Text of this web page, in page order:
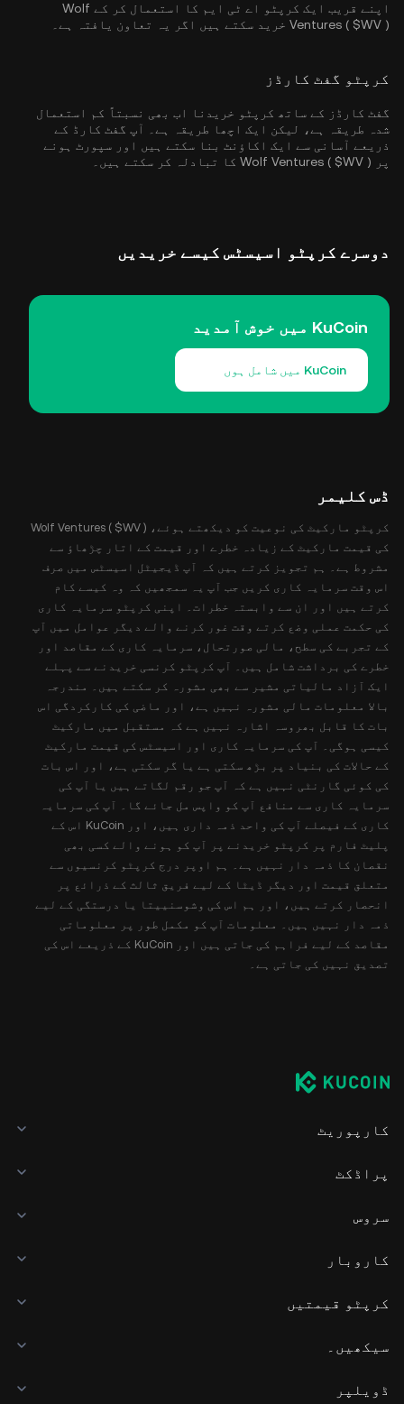
اپنے قریب ایک کرپٹو اے ٹی ایم کا استعمال کر کے Wolf
Ventures ( $WV ) خرید سکتے ہیں اگر یہ تعاون یافتہ ہے۔
کرپٹو گفٹ کارڈز
گفٹ کارڈز کے ساتھ کرپٹو خریدنا اب بھی نسبتاً کم استعمال
شدہ طریقہ ہے، لیکن ایک اچھا طریقہ ہے۔ آپ گفٹ کارڈ کے
ذریعے آسانی سے ایک اکاؤنٹ بنا سکتے ہیں اور سپورٹ ہونے
پر Wolf Ventures ( $WV ) کا تبادلہ کر سکتے ہیں۔
دوسرے کرپٹو اسیسٹس کیسے خریدیں
KuCoin میں خوش آمدید
KuCoin میں شامل ہوں
ڈس کلیمر
کرپٹو مارکیٹ کی نوعیت کو دیکھتے ہوئے، Wolf Ventures ( $WV )
کی قیمت مارکیٹ کے زیادہ خطرے اور قیمت کے اتار چڑھاؤ سے
مشروط ہے۔ ہم تجویز کرتے ہیں کہ آپ ڈیجیٹل اسیسٹس میں صرف
اس وقت سرمایہ کاری کریں جب آپ یہ سمجھیں کہ وہ کیسے کام
کرتے ہیں اور ان سے وابستہ خطرات۔ اپنی کرپٹو سرمایہ کاری
کی حکمت عملی وضع کرتے وقت غور کرنے والے دیگر عوامل میں آپ
کے تجربے کی سطح، مالی صورتحال، سرمایہ کاری کے مقاصد اور
خطرے کی برداشت شامل ہیں۔ آپ کرپٹو کرنسی خریدنے سے پہلے
ایک آزاد مالیاتی مشیر سے بھی مشورہ کر سکتے ہیں۔ مندرجہ
بالا معلومات مالی مشورہ نہیں ہے، اور ماضی کی کارکردگی اس
بات کا قابل بھروسہ اشارہ نہیں ہے کہ مستقبل میں مارکیٹ
کیسی ہوگی۔ آپ کی سرمایہ کاری اور اسیسٹس کی قیمت مارکیٹ
کے حالات کی بنیاد پر بڑھ سکتی ہے یا گر سکتی ہے، اور اس بات
کی کوئی گارنٹی نہیں ہے کہ آپ جو رقم لگاتے ہیں یا آپ کی
سرمایہ کاری سے منافع آپ کو واپس مل جائے گا۔ آپ کی سرمایہ
کاری کے فیصلے آپ کی واحد ذمہ داری ہیں، اور KuCoin اس کے
پلیٹ فارم پر کرپٹو خریدنے پر آپ کو ہونے والے کسی بھی
نقصان کا ذمہ دار نہیں ہے۔ ہم اوپر درج کرپٹو کرنسیوں سے
متعلق قیمت اور دیگر ڈیٹا کے لیے فریق ثالث کے ذرائع پر
انحصار کرتے ہیں، اور ہم اس کی وشوسنییتا یا درستگی کے لیے
ذمہ دار نہیں ہیں۔ معلومات آپ کو مکمل طور پر معلوماتی
مقاصد کے لیے فراہم کی جاتی ہیں اور KuCoin کے ذریعے اس کی
تصدیق نہیں کی جاتی ہے۔
کارپوریٹ
پراڈکٹ
سروس
کاروبار
کرپٹو قیمتیں
سیکھیں۔
ڈویلپر